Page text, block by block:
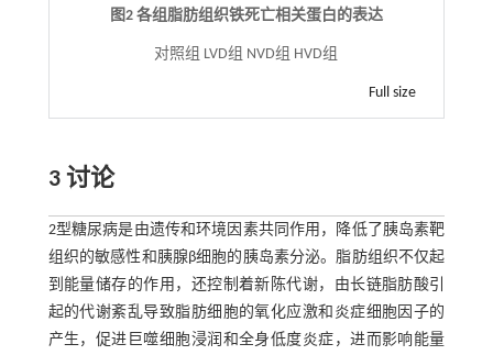
图2 各组脂肪组织铁死亡相关蛋白的表达
对照组 LVD组 NVD组 HVD组
Full size
3 讨论
2型糖尿病是由遗传和环境因素共同作用，降低了胰岛素靶
组织的敏感性和胰腺β细胞的胰岛素分泌。脂肪组织不仅起
到能量储存的作用，还控制着新陈代谢，由长链脂肪酸引
起的代谢紊乱导致脂肪细胞的氧化应激和炎症细胞因子的
产生，促进巨噬细胞浸润和全身低度炎症，进而影响能量